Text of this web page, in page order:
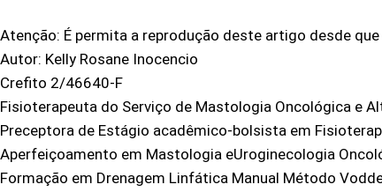
Atenção: É permita a reprodução deste artigo desde
Autor: Kelly Rosane Inocencio
Crefito 2/46640-F
Fisioterapeuta do Serviço de Mastologia Oncológica e
Preceptora de Estágio acadêmico-bolsista em
Aperfeiçoamento em Mastologia eUroginecologia
Formação em Drenagem Linfática Manual Método